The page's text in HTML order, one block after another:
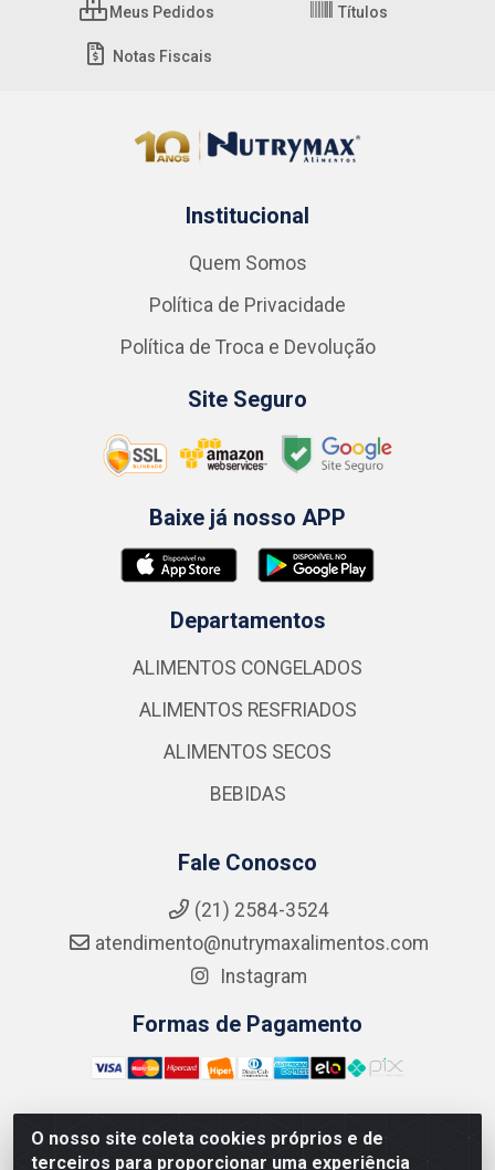
O nosso site coleta cookies próprios e de
terceiros para proporcionar uma experiência
Meus Pedidos Títulos
Notas Fiscais
Institucional
Quem Somos
Política de Privacidade
Política de Troca e Devolução
Site Seguro
Baixe já nosso APP
Departamentos
ALIMENTOS CONGELADOS
ALIMENTOS RESFRIADOS
ALIMENTOS SECOS
BEBIDAS
Fale Conosco
(21) 2584-3524
atendimento@nutrymaxalimentos.com
Instagram
Formas de Pagamento
NUTRY MAX COMÉRCIO DE PRODUTOS ALIMENTICIOS